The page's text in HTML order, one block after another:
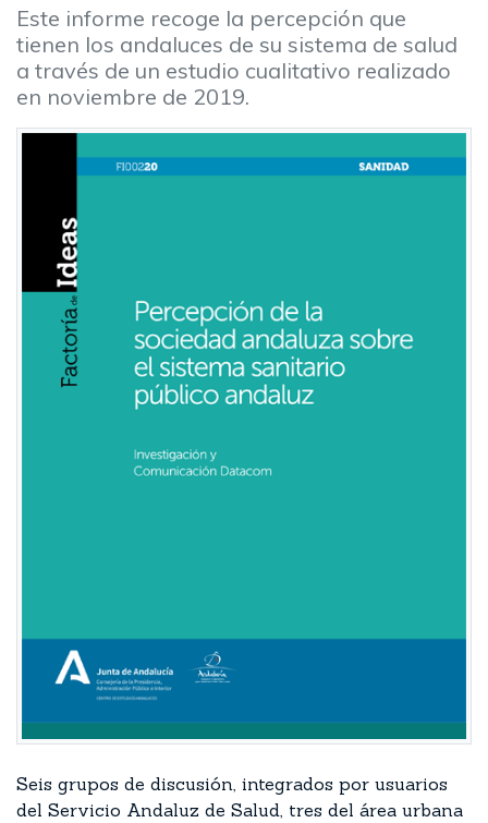
Este informe recoge la percepción que
tienen los andaluces de su sistema de salud
a través de un estudio cualitativo realizado
en noviembre de 2019.
Seis grupos de discusión, integrados por usuarios
del Servicio Andaluz de Salud, tres del área urbana